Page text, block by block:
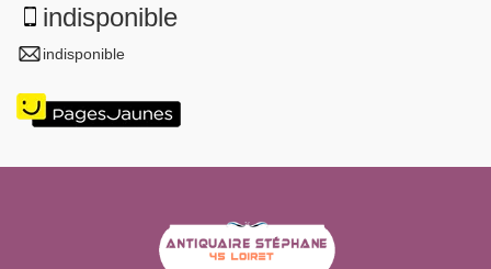
indisponible
indisponible